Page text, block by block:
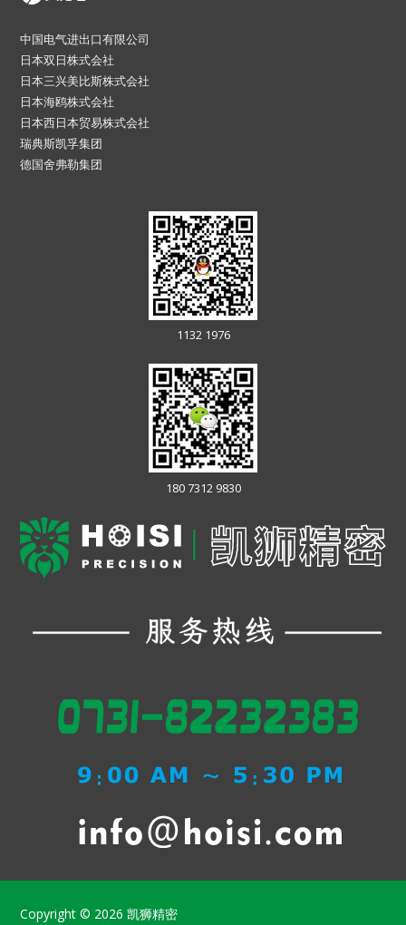
中国电气进出口有限公司
日本双日株式会社
日本三兴美比斯株式会社
日本海鸥株式会社
日本西日本贸易株式会社
瑞典斯凯孚集团
德国舍弗勒集团
1132 1976
180 7312 9830
Copyright © 2026凯狮精密